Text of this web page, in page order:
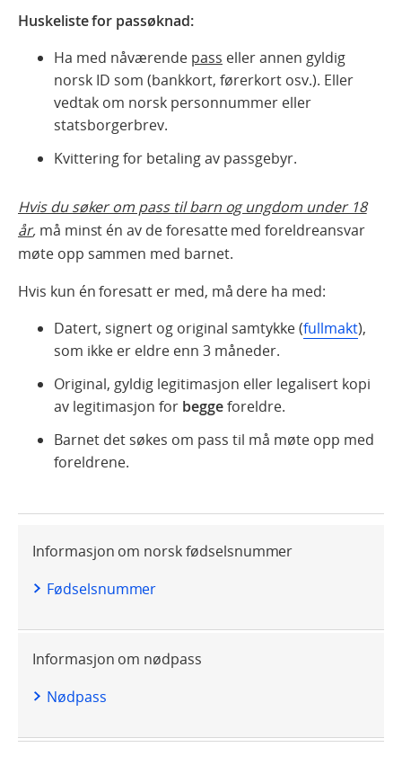
Huskeliste for passøknad:
Ha med nåværende pass eller annen gyldig
norsk ID som (bankkort, førerkort osv.). Eller
vedtak om norsk personnummer eller
statsborgerbrev.
Kvittering for betaling av passgebyr.
Hvis du søker om pass til barn og ungdom under 18
år, må minst én av de foresatte med foreldreansvar
møte opp sammen med barnet.
Hvis kun én foresatt er med, må dere ha med:
Datert, signert og original samtykke (fullmakt),
som ikke er eldre enn 3 måneder.
Original, gyldig legitimasjon eller legalisert kopi
av legitimasjon for beggeforeldre.
Barnet det søkes om pass til må møte opp med
foreldrene.
Informasjon om norsk fødselsnummer
Fødselsnummer
Informasjon om nødpass
Nødpass